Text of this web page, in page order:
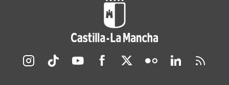
Redes sociales JCCM